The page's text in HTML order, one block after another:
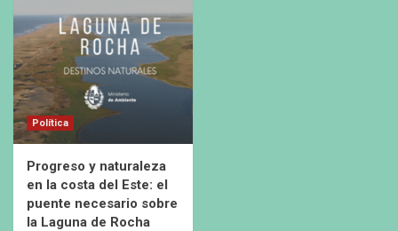
Política
Progreso y naturaleza
en la costa del Este: el
puente necesario sobre
la Laguna de Rocha